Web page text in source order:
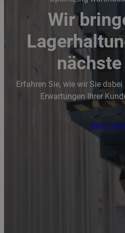
Wir
Erfahren Sie, wie wir Sie
Erwartungen Ihrer